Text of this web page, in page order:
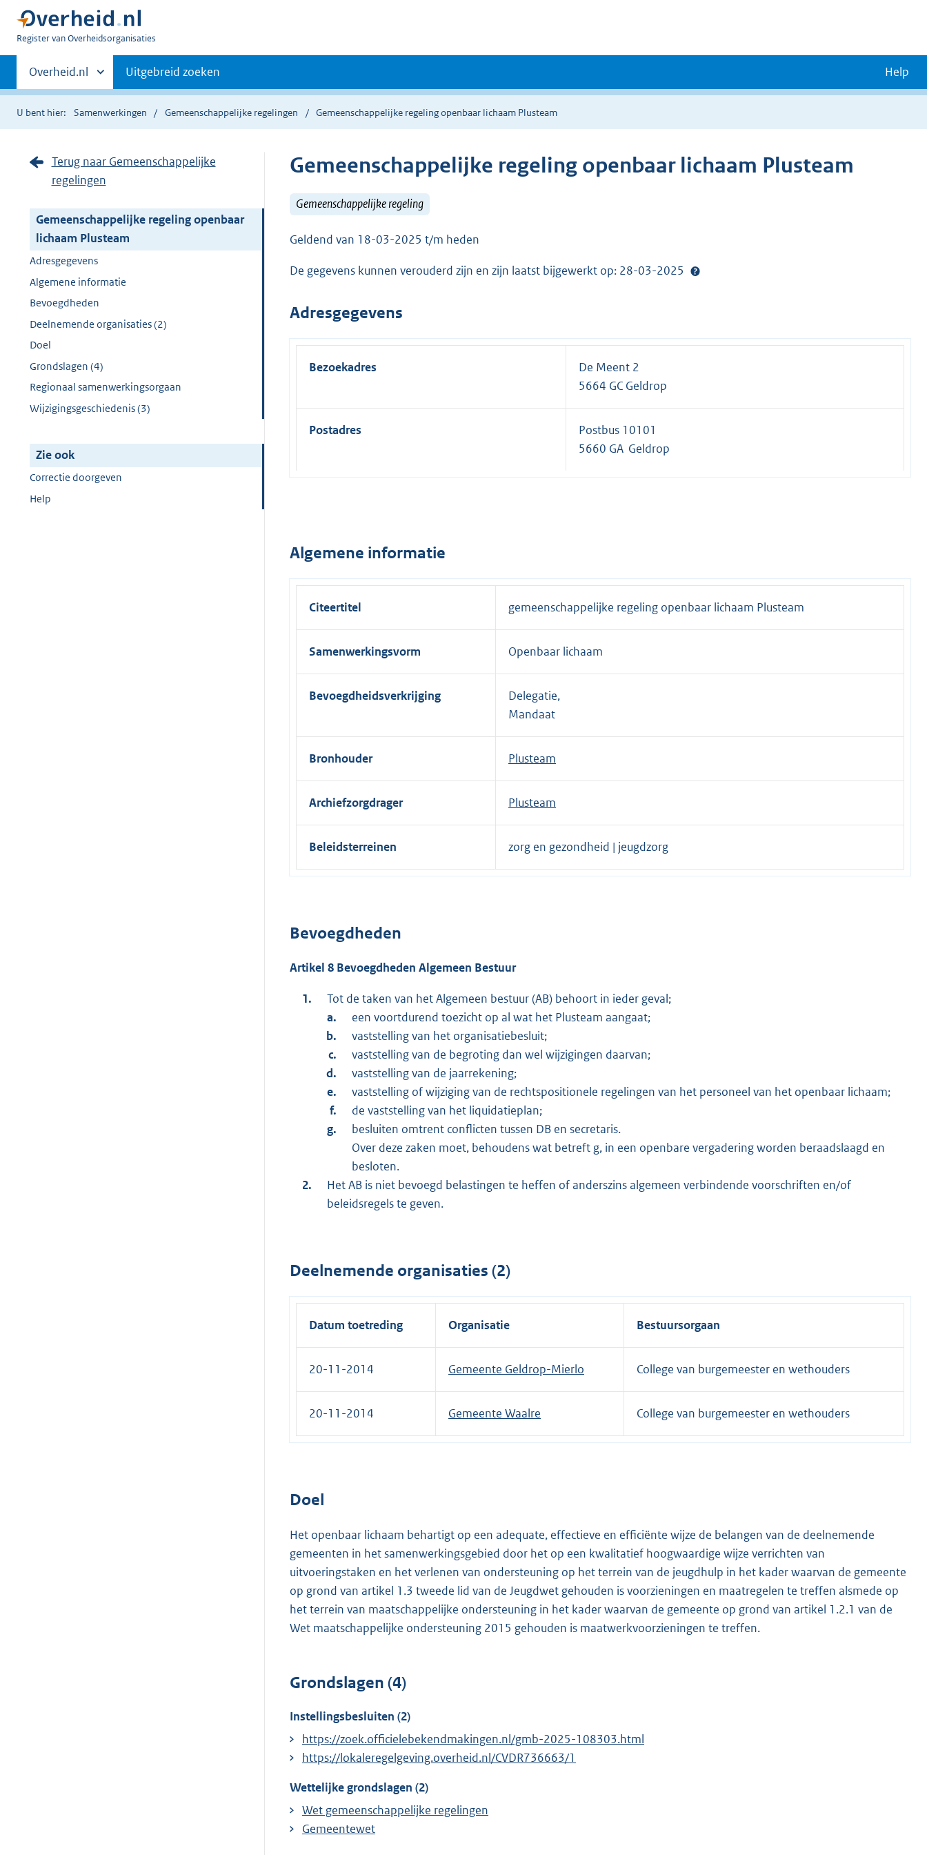
U
Register van Overheidsorganisaties
Primaire
navigatie
Andere
sites
binnen
Overheid.nl Uitgebreid zoeken Help
U bent hier: Samenwerkingen Gemeenschappelijke regelingen Gemeenschappelijke regeling openbaar lichaam Plusteam
Terug naar Gemeenschappelijke
regelingen
Gemeenschappelijke regeling openbaar
lichaam Plusteam
Adresgegevens
Algemene informatie
Bevoegdheden
Deelnemende organisaties (2)
Doel
Grondslagen (4)
Regionaal samenwerkingsorgaan
Wijzigingsgeschiedenis (3)
Zie ook
Correctie doorgeven
Help
Gemeenschappelijke regeling openbaar lichaam Plusteam
Gemeenschappelijke regeling
Geldend van 18-03-2025 t/m heden
De gegevens kunnen verouderd zijn en zijn laatst bijgewerkt op: 28-03-2025
Adresgegevens
Bezoekadres
De Meent 2
5664 GC Geldrop
Postadres
Postbus 10101
5660 GA Geldrop
Algemene informatie
Citeertitel gemeenschappelijke regeling openbaar lichaam Plusteam
Samenwerkingsvorm Openbaar lichaam
Bevoegdheidsverkrijging
Delegatie,
Mandaat
Bronhouder Plusteam
Archiefzorgdrager Plusteam
Beleidsterreinen zorg en gezondheid | jeugdzorg
Bevoegdheden
Artikel 8 Bevoegdheden Algemeen Bestuur
Tot de taken van het Algemeen bestuur (AB) behoort in ieder geval;
een voortdurend toezicht op al wat het Plusteam aangaat;
vaststelling van het organisatiebesluit;
vaststelling van de begroting dan wel wijzigingen daarvan;
vaststelling van de jaarrekening;
vaststelling of wijziging van de rechtspositionele regelingen van het personeel van het openbaar lichaam;
de vaststelling van het liquidatieplan;
besluiten omtrent conflicten tussen DB en secretaris.
Over deze zaken moet, behoudens wat betreft g, in een openbare vergadering worden beraadslaagd en
besloten.
Het AB is niet bevoegd belastingen te heffen of anderszins algemeen verbindende voorschriften en/of
beleidsregels te geven.
Deelnemende organisaties (2)
Datum toetreding Organisatie Bestuursorgaan
20-11-2014 Gemeente Geldrop-Mierlo College van burgemeester en wethouders
20-11-2014 Gemeente Waalre College van burgemeester en wethouders
Doel
Het openbaar lichaam behartigt op een adequate, effectieve en efficiënte wijze de belangen van de deelnemende
gemeenten in het samenwerkingsgebied door het op een kwalitatief hoogwaardige wijze verrichten van
uitvoeringstaken en het verlenen van ondersteuning op het terrein van de jeugdhulp in het kader waarvan de gemeente
op grond van artikel 1.3 tweede lid van de Jeugdwet gehouden is voorzieningen en maatregelen te treffen alsmede op
het terrein van maatschappelijke ondersteuning in het kader waarvan de gemeente op grond van artikel 1.2.1 van de
Wet maatschappelijke ondersteuning 2015 gehouden is maatwerkvoorzieningen te treffen.
Grondslagen (4)
Instellingsbesluiten (2)
https://zoek.officielebekendmakingen.nl/gmb-2025-108303.html
https://lokaleregelgeving.overheid.nl/CVDR736663/1
Wettelijke grondslagen (2)
Wet gemeenschappelijke regelingen
Gemeentewet